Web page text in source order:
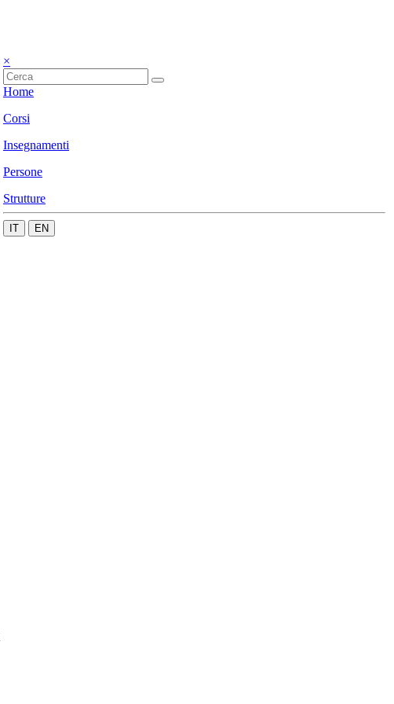
×
Home
Corsi
Insegnamenti
Persone
Strutture
IT EN